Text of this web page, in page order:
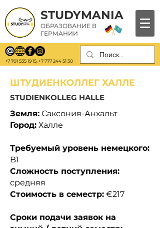
STUDYMANIA
ОБРАЗОВАНИЕ В
ГЕРМАНИИ
+7 701 535 19 15 +7 777 244 51 30
ШТУДИЕНКОЛЛЕГ ХАЛЛЕ
STUDIENKOLLEG HALLE
Земля: Саксония-Анхальт
Город: Халле
Требуемый уровень немецкого:
B1
Сложность поступления:
средняя
Стоимость в семестр: €217
Сроки подачи заявок на